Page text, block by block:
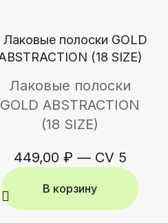
Лаковые полоски
GOLD ABSTRACTION
(18 SIZE)
449,00 ₽ — CV 5
В корзину